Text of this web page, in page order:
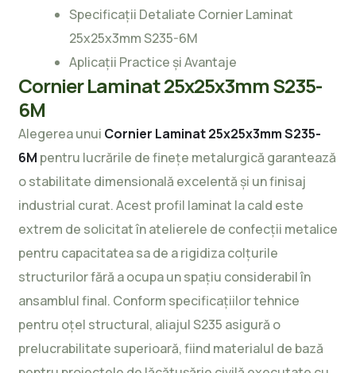
Specificații Detaliate Cornier Laminat
25x25x3mm S235-6M
Aplicații Practice și Avantaje
Cornier Laminat 25x25x3mm S235-
6M
Alegerea unui Cornier Laminat 25x25x3mm S235-
6M pentru lucrările de finețe metalurgică garantează
o stabilitate dimensională excelentă și un finisaj
industrial curat. Acest profil laminat la cald este
extrem de solicitat în atelierele de confecții metalice
pentru capacitatea sa de a rigidiza colțurile
structurilor fără a ocupa un spațiu considerabil în
ansamblul final. Conform specificațiilor tehnice
pentru oțel structural, aliajul S235 asigură o
prelucrabilitate superioară, fiind materialul de bază